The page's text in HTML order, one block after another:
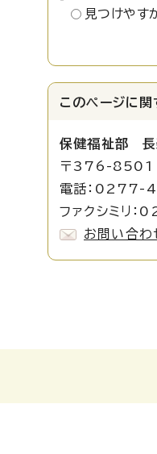
見つけやす
このページに関
保健福祉部 長
〒376-8501
電話：
ファクシミリ
お問い合わ